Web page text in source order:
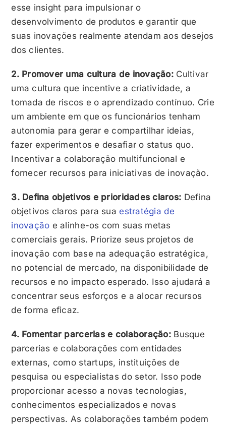
esse insight para impulsionar o
desenvolvimento de produtos e garantir que
suas inovações realmente atendam aos desejos
dos clientes.
2. Promover uma cultura de inovação: Cultivar
uma cultura que incentive a criatividade, a
tomada de riscos e o aprendizado contínuo. Crie
um ambiente em que os funcionários tenham
autonomia para gerar e compartilhar ideias,
fazer experimentos e desafiar o status quo.
Incentivar a colaboração multifuncional e
fornecer recursos para iniciativas de inovação.
3. Defina objetivos e prioridades claros: Defina
objetivos claros para sua estratégia de
inovação e alinhe-os com suas metas
comerciais gerais. Priorize seus projetos de
inovação com base na adequação estratégica,
no potencial de mercado, na disponibilidade de
recursos e no impacto esperado. Isso ajudará a
concentrar seus esforços e a alocar recursos
de forma eficaz.
4. Fomentar parcerias e colaboração:Busque
parcerias e colaborações com entidades
externas, como startups, instituições de
pesquisa ou especialistas do setor. Isso pode
proporcionar acesso a novas tecnologias,
conhecimentos especializados e novas
perspectivas. As colaborações também podem